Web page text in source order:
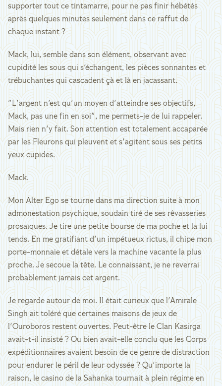
supporter tout ce tintamarre, pour ne pas finir hébétés
après quelques minutes seulement dans ce raffut de
chaque instant ?
Mack, lui, semble dans son élément, observant avec
cupidité les sous qui s'échangent, les pièces sonnantes et
trébuchantes qui cascadent çà et là en jacassant.
"L'argent n'est qu'un moyen d'atteindre ses objectifs,
Mack, pas une fin en soi", me permets-je de lui rappeler.
Mais rien n'y fait. Son attention est totalement accaparée
par les Fleurons qui pleuvent et s'agitent sous ses petits
yeux cupides.
Mack.
Mon Alter Ego se tourne dans ma direction suite à mon
admonestation psychique, soudain tiré de ses rêvasseries
prosaïques. Je tire une petite bourse de ma poche et la lui
tends. En me gratifiant d'un impétueux rictus, il chipe mon
porte-monnaie et détale vers la machine vacante la plus
proche. Je secoue la tête. Le connaissant, je ne reverrai
probablement jamais cet argent.
Je regarde autour de moi. Il était curieux que l'Amirale
Singh ait toléré que certaines maisons de jeux de
l'Ouroboros restent ouvertes. Peut-être le Clan Kasirga
avait-t-il insisté ? Ou bien avait-elle conclu que les Corps
expéditionnaires avaient besoin de ce genre de distraction
pour endurer le péril de leur odyssée ? Qu'importe la
raison, le casino de la Sahanka tournait à plein régime en